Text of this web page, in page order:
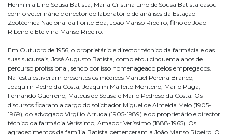
Hermínia Lino Sousa Batista, Maria Cristina Lino de Sousa Batista casou
com o veterinário e director do laboratório de análises da Estação
Zootécnica Nacional da Fonte Boa, João Manso Ribeiro, filho de João
Ribeiro e Etelvina Manso Ribeiro.
Em Outubro de 1956, o proprietário e director técnico da farmácia e das
suas sucursais, José Augusto Batista, completou cinquenta anos de
percurso profissional, sendo por isso homenageado pelos empregados.
Na festa estiveram presentes os médicos Manuel Pereira Branco,
Joaquim Pedro da Costa, Joaquim Malfeito Monteiro, Mário Puga,
Fernando Guerreiro, Mateus de Sousa e Mário Pedroso da Costa. Os
discursos ficaram a cargo do solicitador Miguel de Almeida Melo (1905-
1969), do advogado Virgílio Arruda (1905-1989) e do proprietário e director
técnico da farmácia Veríssimo, Amador Veríssimo (1888-1965). Os
agradecimentos da família Batista pertenceram a João Manso Ribeiro. O